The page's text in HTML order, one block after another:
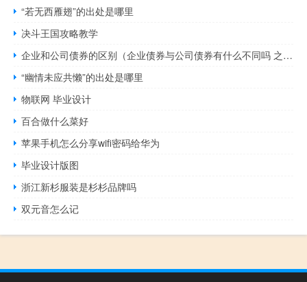
“若无西雁翅”的出处是哪里
决斗王国攻略教学
企业和公司债券的区别（企业债券与公司债券有什么不同吗 之间是如何界定的呢 企业）
“幽情未应共懒”的出处是哪里
物联网 毕业设计
百合做什么菜好
苹果手机怎么分享wifi密码给华为
毕业设计版图
浙江新杉服装是杉杉品牌吗
双元音怎么记